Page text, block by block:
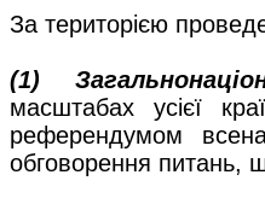
За територією
(1)
масштабах усієї
референдумом
обговорення питань,